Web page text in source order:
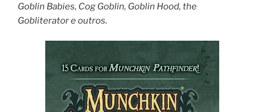
Goblin Babies, Cog Goblin, Goblin Hood, the
Gobliterator e outros.